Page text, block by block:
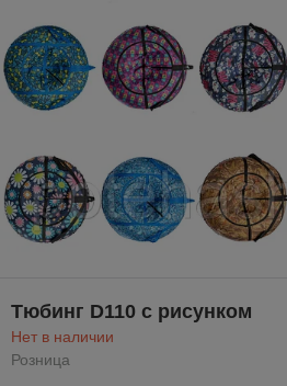
Тюбинг D110 с рисунком
Нет в наличии
Розница